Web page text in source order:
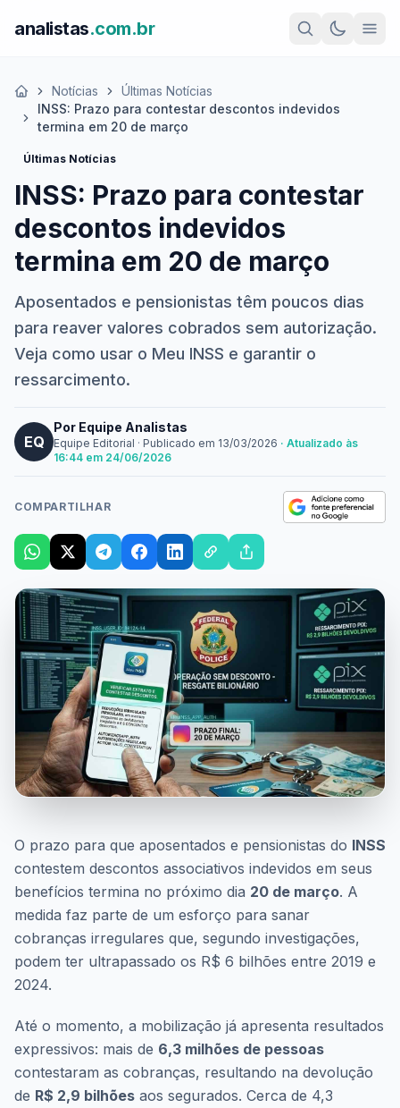
analistas.com.br
Início Notícias
Últimas Notícias
INSS: Prazo para contestar descontos indevidos
termina em 20 de março
Últimas Notícias
INSS: Prazo para contestar
descontos indevidos
termina em 20 de março
Aposentados e pensionistas têm poucos dias
para reaver valores cobrados sem autorização.
Veja como usar o Meu INSS e garantir o
ressarcimento.
EQ
Por Equipe Analistas
Equipe Editorial · Publicado em 13/03/2026 · Atualizado às
16:44 em 24/06/2026
COMPARTILHAR
O prazo para que aposentados e pensionistas do INSS
contestem descontos associativos indevidos em seus
benefícios termina no próximo dia 20 de março. A
medida faz parte de um esforço para sanar
cobranças irregulares que, segundo investigações,
podem ter ultrapassado os R$ 6 bilhões entre 2019 e
2024.
Até o momento, a mobilização já apresenta resultados
expressivos: mais de 6,3 milhões de pessoas
contestaram as cobranças, resultando na devolução
de R$ 2,9 bilhões aos segurados. Cerca de 4,3